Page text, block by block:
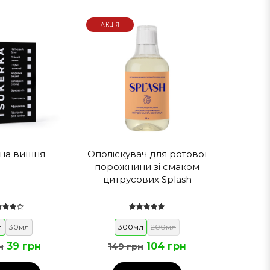
+ 25 ℃.
вишня
30мл
39 грн
АКЦІЯ
Ополіскувач для ротової
порожнини зі смаком
цитрусових Splash
300мл 200мл
149 грн 104 грн